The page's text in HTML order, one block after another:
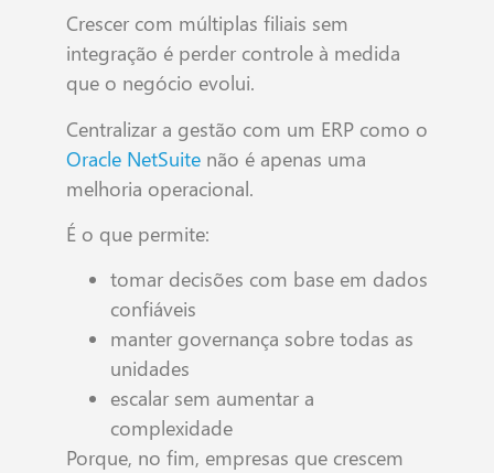
Crescer com múltiplas filiais sem
integração é perder controle à medida
que o negócio evolui.
Centralizar a gestão com um ERP como o
Oracle NetSuite não é apenas uma
melhoria operacional.
É o que permite:
tomar decisões com base em dados
confiáveis
manter governança sobre todas as
unidades
escalar sem aumentar a
complexidade
Porque, no fim, empresas que crescem